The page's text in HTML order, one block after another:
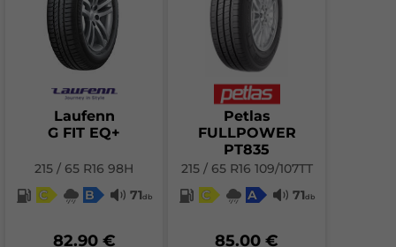
Laufenn
G FIT EQ+
215 / 65 R16 98H
C
B 71db
82.90 €
Petlas
FULLPOWER
PT835
215 / 65 R16 109/107TT
C
A 71db
85.00 €